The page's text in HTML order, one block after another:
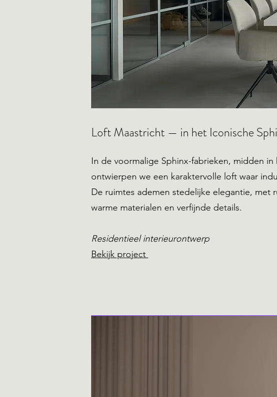
Loft Maastricht — in het Iconische
In de voormalige Sphinx-fabrieken, midden
ontwierpen we een karaktervolle loft waar
De ruimtes ademen stedelijke elegantie,
warme materialen en verfijnde details.
Residentieel interieurontwerp
Bekijk project